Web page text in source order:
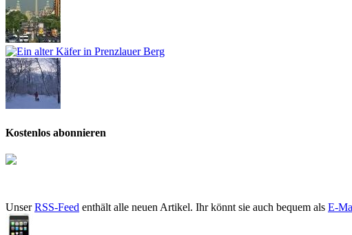
Kostenlos abonnieren
UnserRSS-Feed enthält alle neuen Artikel. Ihr könnt sie auch bequem als E-